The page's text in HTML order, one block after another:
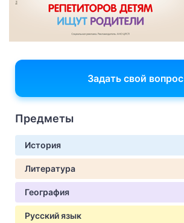
Задать свой вопрос
Предметы
История
Литература
География
Русский язык